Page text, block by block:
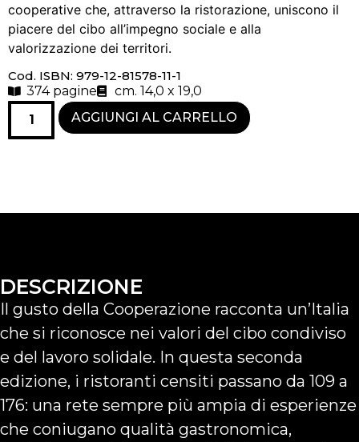
cooperative che, attraverso la ristorazione, uniscono il
piacere del cibo all’impegno sociale e alla
valorizzazione dei territori.
Cod. ISBN: 979-12-81578-11-1
374 pagine
cm. 14,0 x 19,0
AGGIUNGI AL CARRELLO
DESCRIZIONE
Il gusto della Cooperazione racconta un’Italia
che si riconosce nei valori del cibo condiviso
e del lavoro solidale. In questa seconda
edizione, i ristoranti censiti passano da 109 a
176: una rete sempre più ampia di esperienze
che coniugano qualità gastronomica,